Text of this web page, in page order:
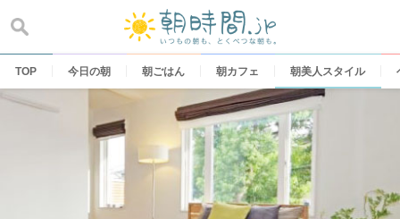
content
TOP 今日の朝 朝ごはん 朝カフェ 朝美人スタイル